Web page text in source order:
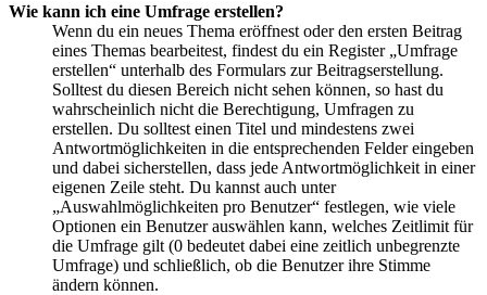
Wie kann ich eine Umfrage erstellen?
Wenn du ein neues Thema eröffnest oder den ersten Beitrag
eines Themas bearbeitest, findest du ein Register „Umfrage
erstellen“ unterhalb des Formulars zur Beitragserstellung.
Solltest du diesen Bereich nicht sehen können, so hast du
wahrscheinlich nicht die Berechtigung, Umfragen zu
erstellen. Du solltest einen Titel und mindestens zwei
Antwortmöglichkeiten in die entsprechenden Felder eingeben
und dabei sicherstellen, dass jede Antwortmöglichkeit in einer
eigenen Zeile steht. Du kannst auch unter
„Auswahlmöglichkeiten pro Benutzer“ festlegen, wie viele
Optionen ein Benutzer auswählen kann, welches Zeitlimit für
die Umfrage gilt (0 bedeutet dabei eine zeitlich unbegrenzte
Umfrage) und schließlich, ob die Benutzer ihre Stimme
ändern können.